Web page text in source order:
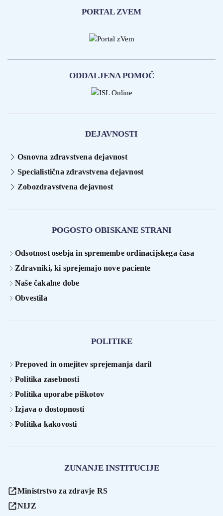
PORTAL ZVEM
ODDALJENA POMOČ
DEJAVNOSTI
Osnovna zdravstvena dejavnost
Specialistična zdravstvena dejavnost
Zobozdravstvena dejavnost
POGOSTO OBISKANE STRANI
Odsotnost osebja in spremembe ordinacijskega časa
Zdravniki, ki sprejemajo nove paciente
Naše čakalne dobe
Obvestila
POLITIKE
Prepoved in omejitev sprejemanja daril
Politika zasebnosti
Politika uporabe piškotov
Izjava o dostopnosti
Politika kakovosti
ZUNANJE INSTITUCIJE
Ministrstvo za zdravje RS
NIJZ